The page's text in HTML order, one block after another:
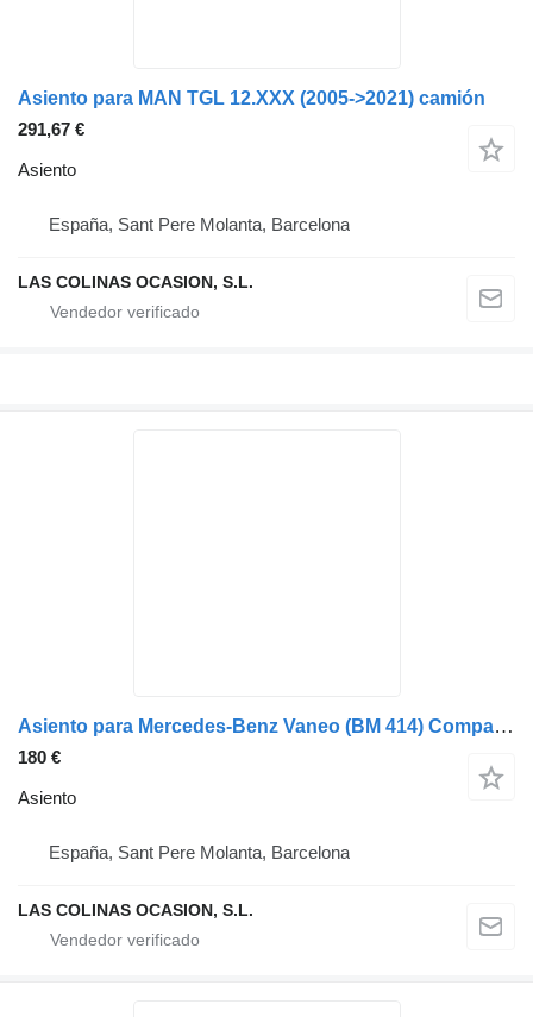
Asiento para MAN TGL 12.XXX (2005->2021) camión
291,67 €
Asiento
España, Sant Pere Molanta, Barcelona
LAS COLINAS OCASION, S.L.
Asiento para Mercedes-Benz Vaneo (BM 414) Compact Van (10.2001->) coche
180 €
Asiento
España, Sant Pere Molanta, Barcelona
LAS COLINAS OCASION, S.L.